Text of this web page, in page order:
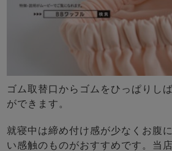
ゴム取替口からゴムをひっぱりし
ができます。
就寝中は締め付け感が少なくお腹
い感触のものがおすすめです。当